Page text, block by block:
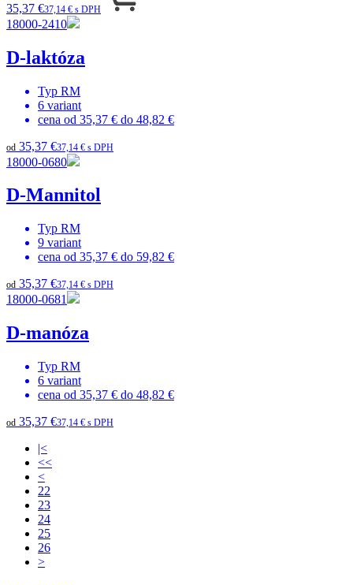
35,37 €37,14 € s DPH
18000-2410
D-laktóza
Typ RM
6 variant
cena od 35,37 € do 48,82 €
od 35,37 €37,14 € s DPH
18000-0680
D-Mannitol
Typ RM
9 variant
cena od 35,37 € do 59,82 €
od 35,37 €37,14 € s DPH
18000-0681
D-manóza
Typ RM
6 variant
cena od 35,37 € do 48,82 €
od 35,37 €37,14 € s DPH
|<
<<
<
22
23
24
25
26
>